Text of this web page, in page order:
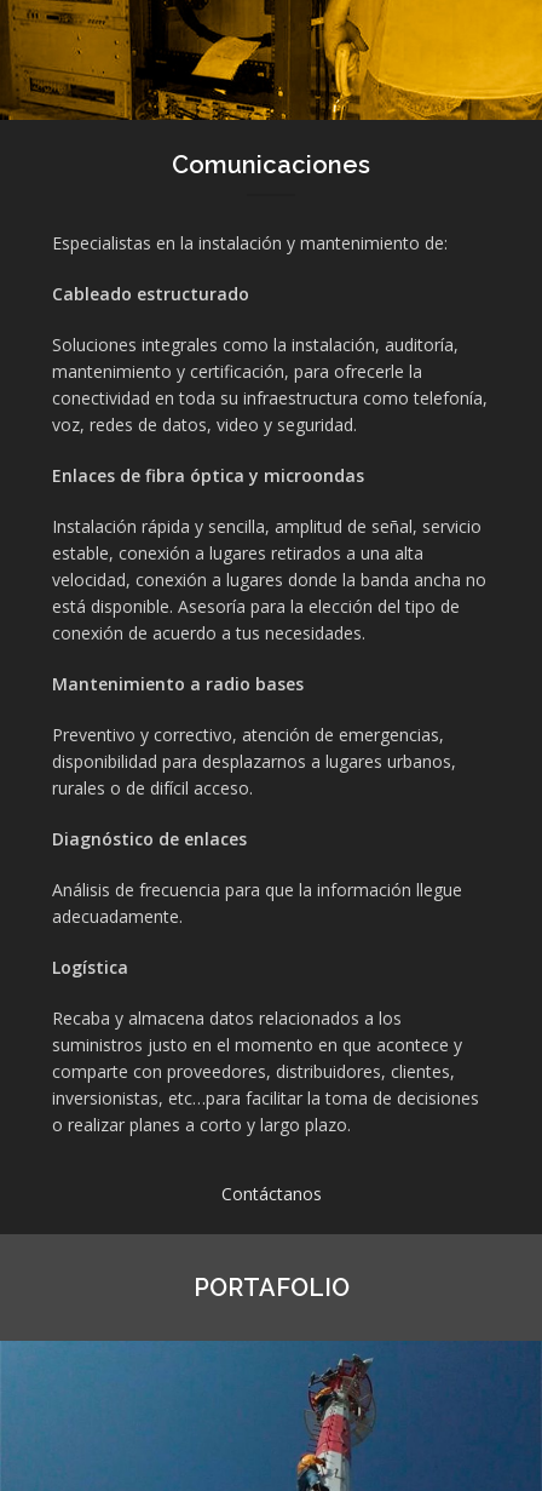
Comunicaciones
Especialistas en la instalación y mantenimiento de:
Cableado estructurado
Soluciones integrales como la instalación, auditoría,
mantenimiento y certificación, para ofrecerle la
conectividad en toda su infraestructura como telefonía,
voz, redes de datos, video y seguridad.
Enlaces de fibra óptica y microondas
Instalación rápida y sencilla, amplitud de señal, servicio
estable, conexión a lugares retirados a una alta
velocidad, conexión a lugares donde la banda ancha no
está disponible. Asesoría para la elección del tipo de
conexión de acuerdo a tus necesidades.
Mantenimiento a radio bases
Preventivo y correctivo, atención de emergencias,
disponibilidad para desplazarnos a lugares urbanos,
rurales o de difícil acceso.
Diagnóstico de enlaces
Análisis de frecuencia para que la información llegue
adecuadamente.
Logística
Recaba y almacena datos relacionados a los
suministros justo en el momento en que acontece y
comparte con proveedores, distribuidores, clientes,
inversionistas, etc…para facilitar la toma de decisiones
o realizar planes a corto y largo plazo.
Contáctanos
PORTAFOLIO